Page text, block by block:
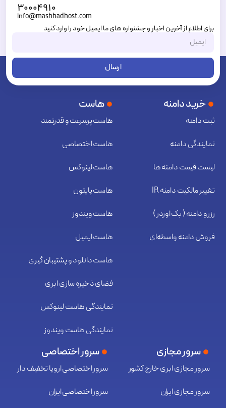
۳۰۰۰۴۹۱۰
info@mashhadhost.com
برای اطلاع از آخرین اخبار و جشنواره های ما ایمیل خود را وارد کنید
ارسال
خرید دامنه
ثبت دامنه
نمایندگی دامنه
لیست قیمت دامنه ها
تغییر مالکیت دامنه IR
رزرو دامنه ( بک اوردر )
فروش دامنه واسطه‌ای
هاست
هاست پرسرعت و قدرتمند
هاست اختصاصی
هاست لینوکس
هاست پایتون
هاست ویندوز
هاست ایمیل
هاست دانلود و پشتیبان گیری
فضای ذخیره سازی ابری
نمایندگی هاست لینوکس
نمایندگی هاست ویندوز
سرور مجازی
سرور مجازی ابری خارج کشور
سرور مجازی ایران
سرور اختصاصی
سرور اختصاصی اروپا تخفیف دار
سرور اختصاصی ایران